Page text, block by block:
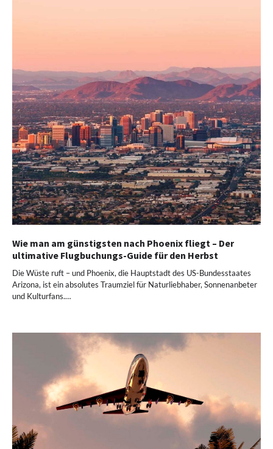
Wie man am günstigsten nach Phoenix fliegt – Der
ultimative Flugbuchungs-Guide für den Herbst
Die Wüste ruft – und Phoenix, die Hauptstadt des US-Bundesstaates
Arizona, ist ein absolutes Traumziel für Naturliebhaber, Sonnenanbeter
und Kulturfans.…